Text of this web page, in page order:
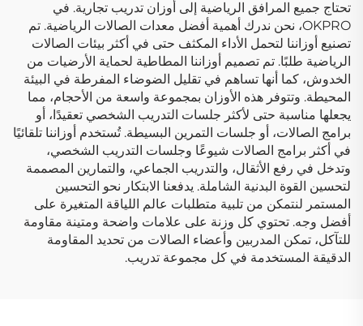
تحتاج جميع المرافق الرياضية إلى أوزان تدريب تجارية. في
OKPRO، نحن ندرك أهمية أفضل معدات الصالات الرياضية. تم
تصنيع أوزاننا لتحمل الأداء المكثف حتى في أكثر بيئات الصالات
الرياضية طلبًا. تم تصميم أوزاننا المطاطية لحماية الأرضيات من
الخدوش، كما أنها تساهم في تقليل الضوضاء المفرطة في البيئة
المحيطة. وتتوفر هذه الأوزان بمجموعة واسعة من الأحجام، مما
يجعلها مناسبة حتى لأكثر جلسات التدريب الشخصي تعقيدًا، أو
برامج الصالات، أو جلسات التمرين البسيطة. تُستخدم أوزاننا تلقائيًا
في أكثر برامج الصالات شيوعًا وجلسات التدريب الشخصي،
وتدخل في رفع الأثقال، والتدريب الجماعي، والتمارين المصممة
لتحسين القوة البدنية الشاملة. يدفعنا الابتكار نحو التحسين
المستمر لنتمكن من تلبية متطلبات عالم اللياقة المتغيرة على
أفضل وجه. تحتوي كل وزنة على علامات واضحة ومتينة مقاومة
للتآكل، تمكن المدربين وأعضاء الصالات من تحديد المقاومة
الدقيقة المستخدمة في كل مجموعة تدريب.